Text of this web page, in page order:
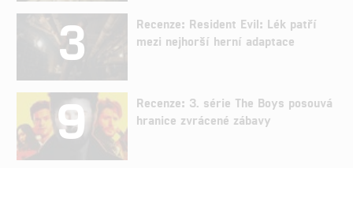
3
Recenze: Resident Evil: Lék patří
mezi nejhorší herní adaptace
9
Recenze: 3. série The Boys posouvá
hranice zvrácené zábavy